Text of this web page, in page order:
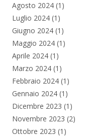
Agosto 2024 (1)
Luglio 2024 (1)
Giugno 2024 (1)
Maggio 2024 (1)
Aprile 2024 (1)
Marzo 2024 (1)
Febbraio 2024 (1)
Gennaio 2024 (1)
Dicembre 2023 (1)
Novembre 2023 (2)
Ottobre 2023 (1)